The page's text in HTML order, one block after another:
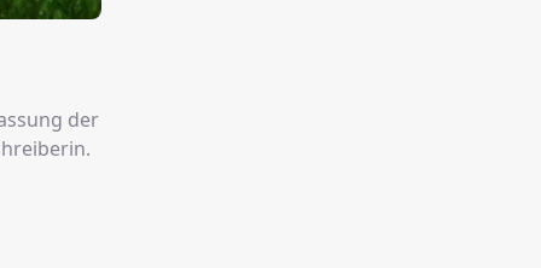
der